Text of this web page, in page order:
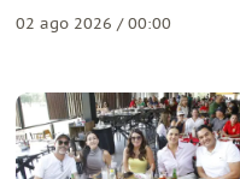
02 ago 2026 / 00:00